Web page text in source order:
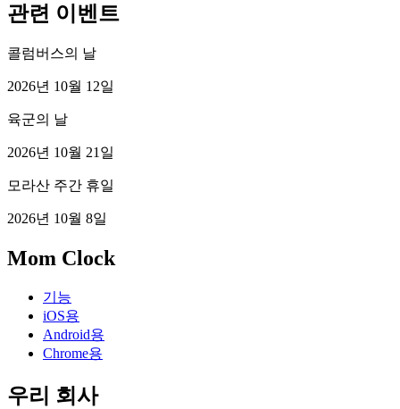
관련 이벤트
콜럼버스의 날
2026년 10월 12일
육군의 날
2026년 10월 21일
모라산 주간 휴일
2026년 10월 8일
Mom Clock
기능
iOS용
Android용
Chrome용
우리 회사